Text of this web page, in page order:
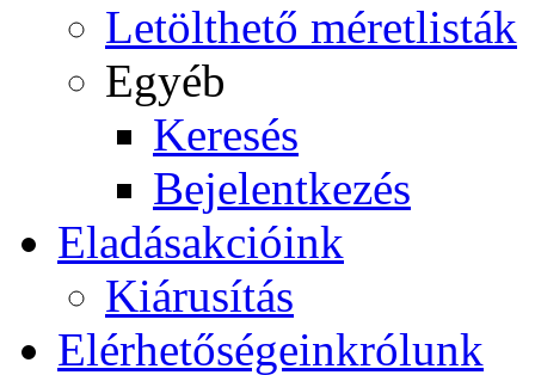
Letölthető méretlisták
Egyéb
Keresés
Bejelentkezés
Eladásakcióink
Kiárusítás
Elérhetőségeinkrólunk